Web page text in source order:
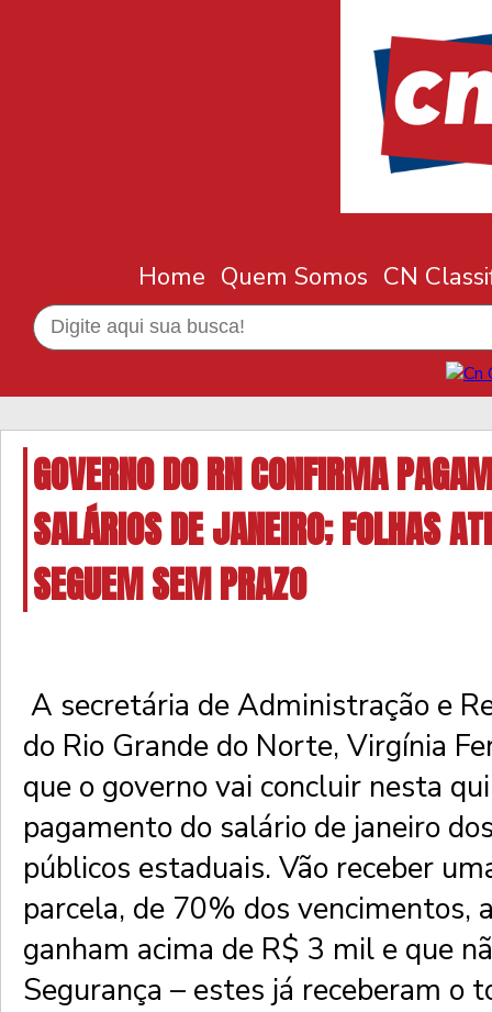
Home Quem Somos CN
GOVERNO DO RN CONFIRMA
SALÁRIOS DE JANEIRO; FOLHAS
SEGUEM SEM PRAZO
A secretária de Administração e
do Rio Grande do Norte, Virgínia
que o governo vai concluir nesta
pagamento do salário de janeiro
públicos estaduais. Vão receber
parcela, de 70% dos vencimentos,
ganham acima de R$ 3 mil e que
Segurança – estes já receberam o